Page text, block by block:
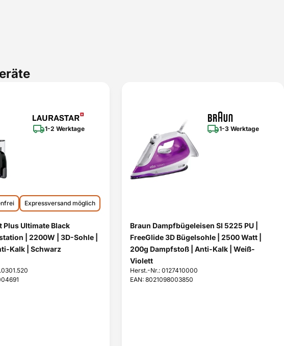
1-2 Werktage
Expressversand möglich
Plus Ultimate Black
| 2200W | 3D-Sohle |
Kalk | Schwarz
1-3 Werktage
Braun Dampfbügeleisen SI 5225 PU |
FreeGlide 3D Bügelsohle | 2500 Watt |
200g Dampfstoß | Anti-Kalk | Weiß-
Violett
Herst.-Nr.: 0127410000
EAN: 8021098003850